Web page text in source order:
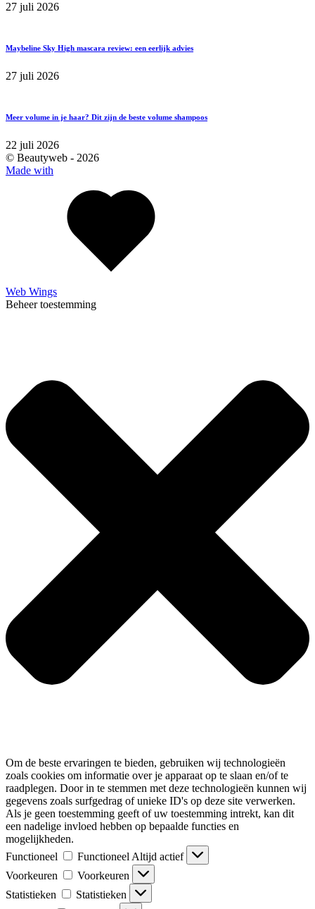
27 juli 2026
Maybeline Sky High mascara review: een eerlijk advies
27 juli 2026
Meer volume in je haar? Dit zijn de beste volume shampoos
22 juli 2026
© Beautyweb - 2026
Made with
Web Wings
Beheer toestemming
Om de beste ervaringen te bieden, gebruiken wij technologieën
zoals cookies om informatie over je apparaat op te slaan en/of te
raadplegen. Door in te stemmen met deze technologieën kunnen wij
gegevens zoals surfgedrag of unieke ID's op deze site verwerken.
Als je geen toestemming geeft of uw toestemming intrekt, kan dit
een nadelige invloed hebben op bepaalde functies en
mogelijkheden.
Functioneel
FunctioneelAltijd actief
Voorkeuren
Voorkeuren
Statistieken
Statistieken